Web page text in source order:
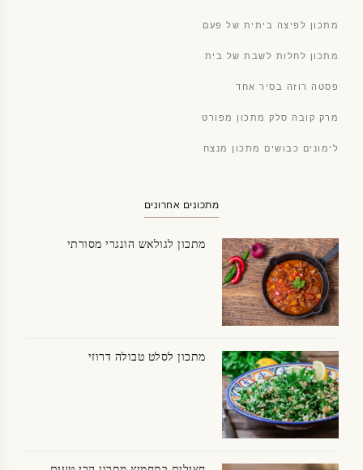
מתכון לפיצה ביתית של פעם
מתכון לחלות לשבת של בית
פסטה רוזה בסיר אחד
מרק קובה סלק מתכון מפורט
לימונים כבושים מתכון מנצח
מתכונים אחרונים
מתכון לגולאש הונגרי מסורתי
מתכון לסלט טבולה דרוזי